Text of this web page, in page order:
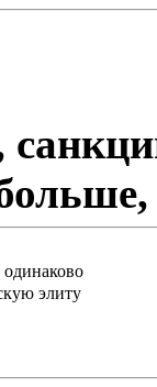
элиту